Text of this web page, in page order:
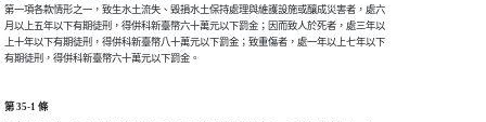
第一項各款情形之一，致生水土流失、毀損水土保持處理與維護設施或釀成災害者，處六
月以上五年以下有期徒刑，得併科新臺幣六十萬元以下罰金；因而致人於死者，處三年以
上十年以下有期徒刑，得併科新臺幣八十萬元以下罰金；致重傷者，處一年以上七年以下
第 35-1 條